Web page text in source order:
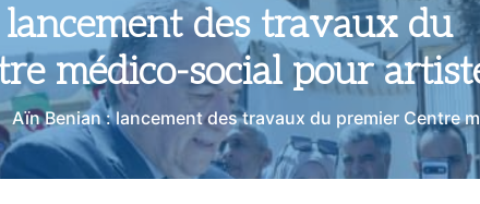
des travaux du
médico-social pour
Aïn Benian : lancement des travaux du premier Centre